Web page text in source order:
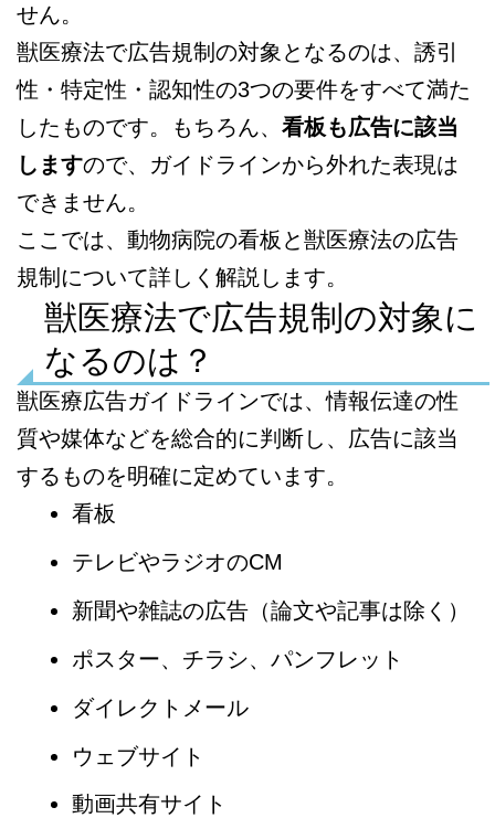
せん。
獣医療法で広告規制の対象となるのは、誘引
性・特定性・認知性の3つの要件をすべて満た
したものです。もちろん、 看板も広告に該当
しますので、ガイドラインから外れた表現は
できません。
ここでは、動物病院の看板と獣医療法の広告
規制について詳しく解説します。
獣医療法で広告規制の対象に
なるのは？
獣医療広告ガイドラインでは、情報伝達の性
質や媒体などを総合的に判断し、広告に該当
するものを明確に定めています。
看板
テレビやラジオのCM
新聞や雑誌の広告（論文や記事は除く）
ポスター、チラシ、パンフレット
ダイレクトメール
ウェブサイト
動画共有サイト